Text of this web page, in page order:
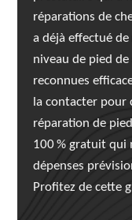
réparations de
a déjà effectué
niveau de pied
reconnues
la contacter pour
réparation de
100 % gratuit qui
dépenses
Profitez de cette